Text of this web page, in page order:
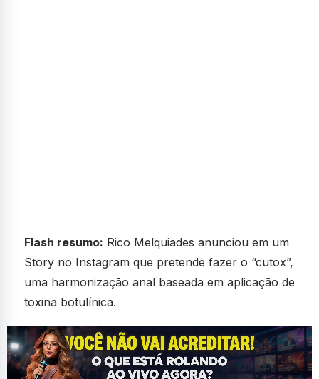
Flash resumo: Rico Melquiades anunciou em um
Story no Instagram que pretende fazer o “cutox”,
uma harmonização anal baseada em aplicação de
toxina botulínica.